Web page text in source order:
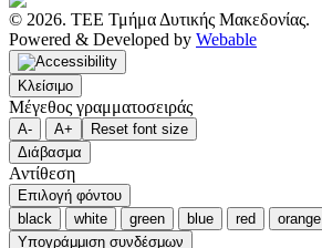
© 2026. ΤΕΕ Τμήμα Δυτικής Μακεδονίας.
Powered & Developed by Webable
Κλείσιμο
Μέγεθος γραμματοσειράς
A- A+
Reset font size
Διάβασμα
Αντίθεση
Επιλογή φόντου
black
white green blue red orange
Υπογράμμιση συνδέσμων